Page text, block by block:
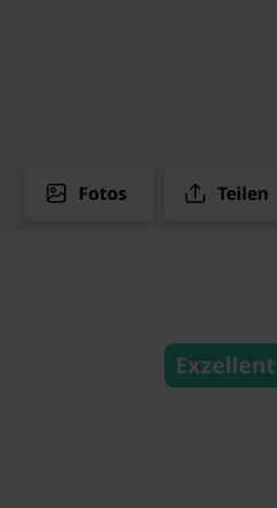
Fotos Teilen
Exzellent